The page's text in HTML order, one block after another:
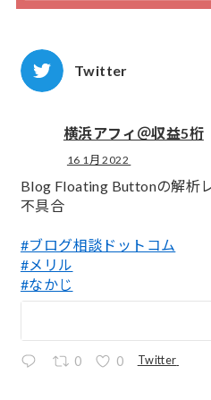
Twitter
横浜アフィ＠収益5桁
16 1月 2022
Blog Floating Buttonの解析
不具合
#ブログ相談ドットコム
#メリル
#なかじ
0 0 Twitter